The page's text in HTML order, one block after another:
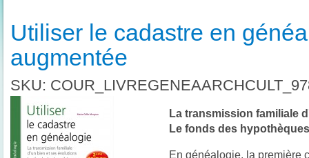
Utiliser le cadastre en
augmentée
SKU:
La transmission familiale
Le fonds des hypothèques
En généalogie, la première